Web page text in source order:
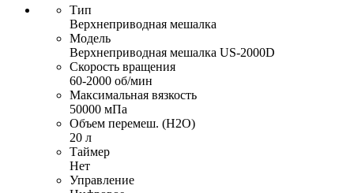
Тип
Верхнеприводная мешалка
Модель
Верхнеприводная мешалка US-2000D
Скорость вращения
60-2000 об/мин
Максимальная вязкость
50000 мПа
Объем перемеш. (H2O)
20 л
Таймер
Нет
Управление